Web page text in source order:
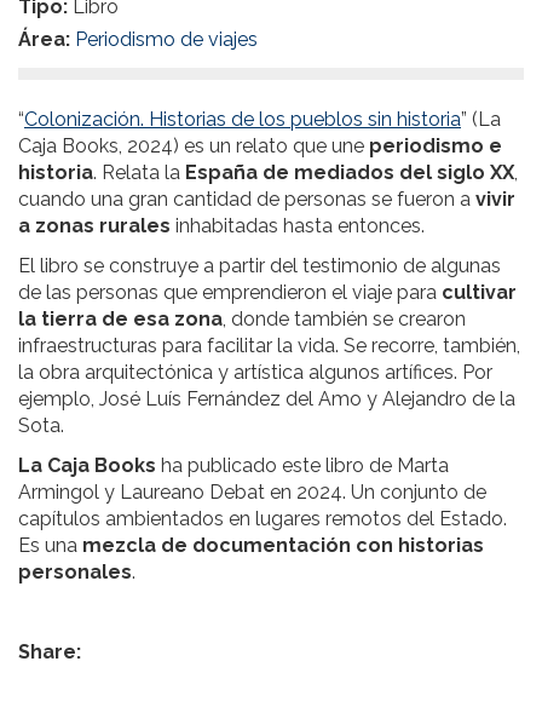
Tipo: Libro
Área: Periodismo de viajes
“Colonización. Historias de los pueblos sin historia” (La
Caja Books, 2024) es un relato que une periodismo e
historia. Relata la España de mediados del siglo XX,
cuando una gran cantidad de personas se fueron a vivir
a zonas rurales inhabitadas hasta entonces.
El libro se construye a partir del testimonio de algunas
de las personas que emprendieron el viaje para cultivar
la tierra de esa zona, donde también se crearon
infraestructuras para facilitar la vida. Se recorre, también,
la obra arquitectónica y artística algunos artífices. Por
ejemplo, José Luís Fernández del Amo y Alejandro de la
Sota.
La Caja Books ha publicado este libro de Marta
Armingol y Laureano Debat en 2024. Un conjunto de
capítulos ambientados en lugares remotos del Estado.
Es una mezcla de documentación con historias
personales.
Share: